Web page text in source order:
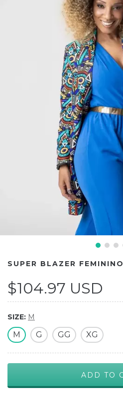
SUPER BLAZER FEMININO
$104.97 USD
SIZE: M
M G GG XG